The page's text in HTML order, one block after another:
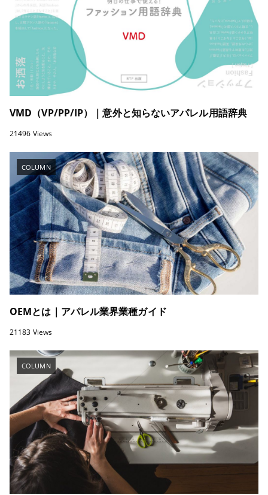
VMD（VP/PP/IP）｜意外と知らないアパレル用語辞典
21496 Views
COLUMN
OEMとは｜アパレル業界業種ガイド
21183 Views
COLUMN